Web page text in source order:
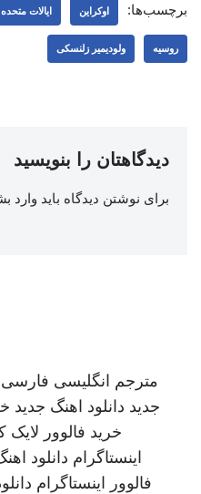
برچسب‌ها: اوکراین ایالات
روسیه ولودیمیر زلنسکی
دیدگاهتان را بنویسید
برای نوشتن دیدگاه باید وارد
مترجم انگلیسی فارسی
جدید دانلود اهنگ جدید
خرید فالوور لایک
اینستاگرام دانلود
فالوور اینستاگرام